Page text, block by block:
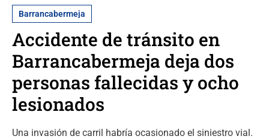
Barrancabermeja
Accidente de tránsito en
Barrancabermeja deja dos
personas fallecidas y ocho
lesionados
Una invasión de carril habría ocasionado el siniestro vial.